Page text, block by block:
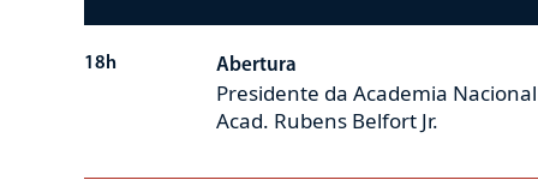
18h Abertura
Presidente da Academia
Acad. Rubens Belfort Jr.